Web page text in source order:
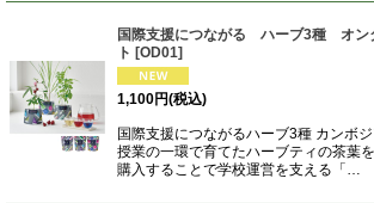
国際支援につながる ハーブ3種 オン
ト [OD01]
1,100円(税込)
国際支援につながるハーブ3種 カンボ
授業の一環で育てたハーブティの茶葉
購入することで学校運営を支える「…